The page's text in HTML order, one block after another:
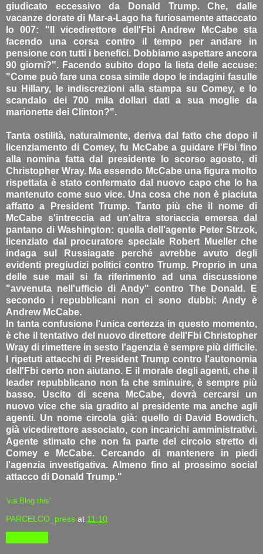
giudicato eccessivo da Donald Trump. Che, dalle
vacanze dorate di Mar-a-Lago ha furiosamente attaccato
lo 007: "Il vicedirettore dell'Fbi Andrew McCabe sta
facendo una corsa contro il tempo per andare in
pensione con tutti i benefici. Dobbiamo aspettare ancora
90 giorni?". Facendo subito dopo la lista delle accuse:
"Come può fare una cosa simile dopo le indagini fasulle
su Hillary, le indiscrezioni alla stampa su Comey, e lo
scandalo dei 700 mila dollari dati a sua moglie da
marionette dei Clinton?".
Tanta ostilità, naturalmente, deriva dal fatto che dopo il
licenziamento di Comey, fu McCabe a guidare l'Fbi fino
alla nomina fatta dal presidente lo scorso agosto, di
Christopher Wray. Ma essendo McCabe una figura molto
rispettata è stato confermato dal nuovo capo che lo ha
mantenuto come suo vice. Una cosa che non è piaciuta
affatto a President Trump. Tanto più che il nome di
McCabe s'intreccia ad un'altra storiaccia emersa dal
pantano di Washington: quella dell'agente Peter Strzok,
licenziato dal procuratore speciale Robert Mueller che
indaga sul Russiagate perché avrebbe avuto degli
evidenti pregiudizi politici contro Trump. Proprio in una
delle sue mail si fa riferimento ad una discussione
"avvenuta nell'ufficio di Andy" contro The Donald. E
secondo i repubblicani non ci sono dubbi: Andy è
Andrew McCabe.
In tanta confusione l'unica certezza in questo momento,
è che il tentativo del nuovo direttore dell'Fbi Christopher
Wray di rimettere in sesto l'agenzia è sempre più difficile.
I ripetuti attacchi di President Trump contro l'autonomia
dell'Fbi certo non aiutano. E il morale degli agenti, che il
leader repubblicano non fa che sminuire, è sempre più
basso. Uscito di scena McCabe, dovrà cercarsi un
nuovo vice che sia gradito al presidente ma anche agli
agenti. Un nome circola già: quello di David Bowdich,
già vicedirettore associato, con incarichi amministrativi.
Agente stimato che non fa parte del circolo stretto di
Comey e McCabe. Cercando di mantenere in piedi
l'agenzia investigativa. Almeno fino al prossimo social
attacco di Donald Trump."
'via Blog this'
PARCELCO_press at 11:10